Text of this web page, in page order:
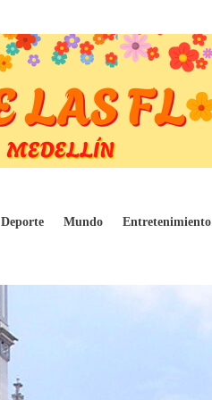
Deporte Mundo Entretenimiento